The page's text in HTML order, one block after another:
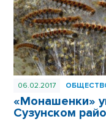
06.02.2017
«Монашенки»
Сузунском